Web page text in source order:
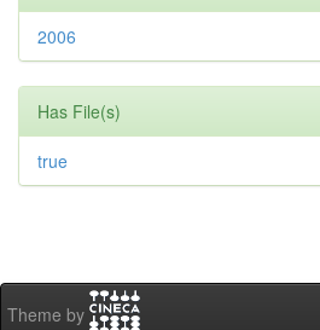
2006
Has File(s)
true
Theme by